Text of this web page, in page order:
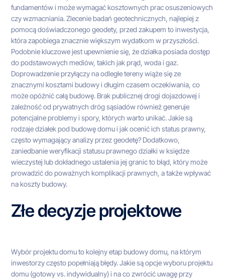
fundamentów i może wymagać kosztownych prac osuszeniowych
czy wzmacniania. Zlecenie badań geotechnicznych, najlepiej z
pomocą doświadczonego geodety, przed zakupem to inwestycja,
która zapobiega znacznie większym wydatkom w przyszłości.
Podobnie kluczowe jest upewnienie się, że działka posiada dostęp
do podstawowych mediów, takich jak prąd, woda i gaz.
Doprowadzenie przyłączy na odległe tereny wiąże się ze
znacznymi kosztami budowy i długim czasem oczekiwania, co
może opóźnić całą budowę. Brak publicznej drogi dojazdowej i
zależność od prywatnych dróg sąsiadów również generuje
potencjalne problemy i spory, których warto unikać. Jakie są
rodzaje działek pod budowę domu i jak ocenić ich status prawny,
często wymagający analizy przez geodetę? Dodatkowo,
zaniedbanie weryfikacji statusu prawnego działki w księdze
wieczystej lub dokładnego ustalenia jej granic to błąd, który może
prowadzić do poważnych komplikacji prawnych, a także wpływać
na koszty budowy.
Złe decyzje projektowe
Wybór projektu domu to kolejny etap budowy domu, na którym
inwestorzy często popełniają błędy. Jakie są opcje wyboru projektu
domu (gotowy vs. indywidualny) i na co zwrócić uwagę przy